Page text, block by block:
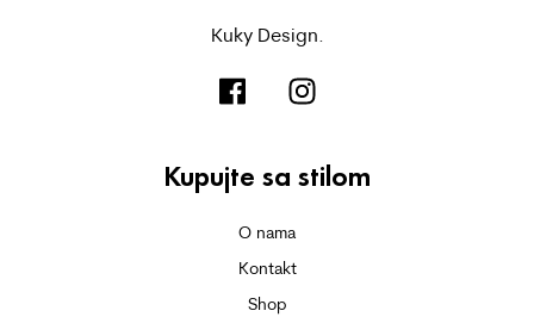
Kuky Design.
Kupujte sa stilom
O nama
Kontakt
Shop